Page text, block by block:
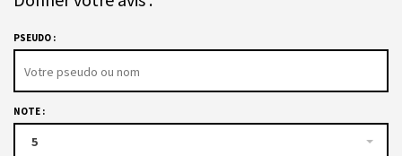
PSEUDO :
NOTE :
5